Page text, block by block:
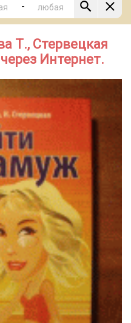
-
Т., Стервецкая
Интернет.